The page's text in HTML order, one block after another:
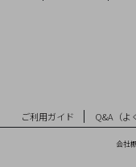
ご利用ガイド Q&A（よ
会社